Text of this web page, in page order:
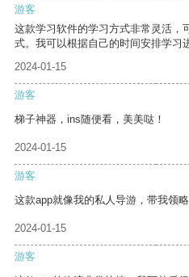
游客
这款学习软件的学习方式非常灵活，
式。我可以根据自己的时间安排学习
2024-01-15
游客
梯子神器，ins随便看，美美哒！
2024-01-15
游客
这款app就像我的私人导游，带我领略
2024-01-15
游客